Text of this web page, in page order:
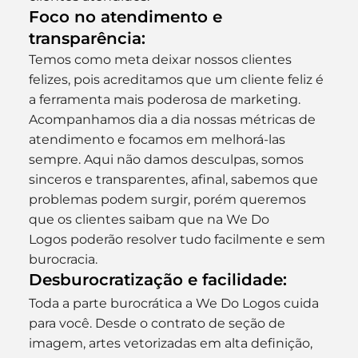
Foco no atendimento e
transparência:
Temos como meta deixar nossos clientes
felizes, pois acreditamos que um cliente feliz é
a ferramenta mais poderosa de marketing.
Acompanhamos dia a dia nossas métricas de
atendimento e focamos em melhorá-las
sempre. Aqui não damos desculpas, somos
sinceros e transparentes, afinal, sabemos que
problemas podem surgir, porém queremos
que os clientes saibam que na We Do
Logos poderão resolver tudo facilmente e sem
burocracia.
Desburocratização e facilidade:
Toda a parte burocrática a We Do Logos cuida
para você. Desde o contrato de seção de
imagem, artes vetorizadas em alta definição,